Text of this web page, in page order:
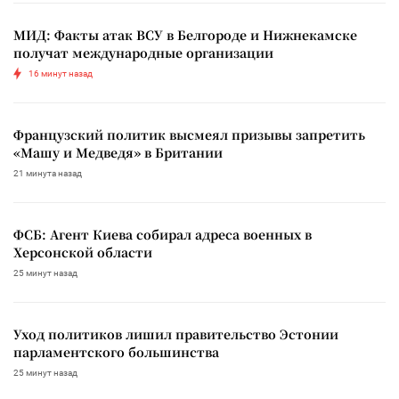
МИД: Факты атак ВСУ в Белгороде и Нижнекамске
получат международные организации
16 минут назад
Французский политик высмеял призывы запретить
«Машу и Медведя» в Британии
21 минута назад
ФСБ: Агент Киева собирал адреса военных в
Херсонской области
25 минут назад
Уход политиков лишил правительство Эстонии
парламентского большинства
25 минут назад